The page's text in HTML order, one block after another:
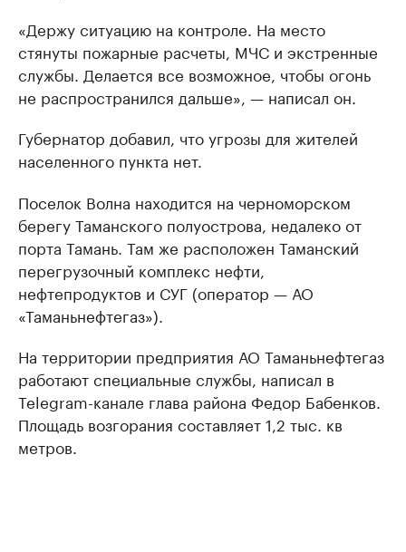
«Держу ситуацию на контроле. На место
стянуты пожарные расчеты, МЧС и экстренные
службы. Делается все возможное, чтобы огонь
не распространился дальше», — написал он.
Губернатор добавил, что угрозы для жителей
населенного пункта нет.
Поселок Волна находится на черноморском
берегу Таманского полуострова, недалеко от
порта Тамань. Там же расположен Таманский
перегрузочный комплекс нефти,
нефтепродуктов и СУГ (оператор — АО
«Таманьнефтегаз»).
На территории предприятия АО Таманьнефтегаз
работают специальные службы, написал в
Telegram-канале глава района Федор Бабенков.
Площадь возгорания составляет 1,2 тыс. кв
метров.